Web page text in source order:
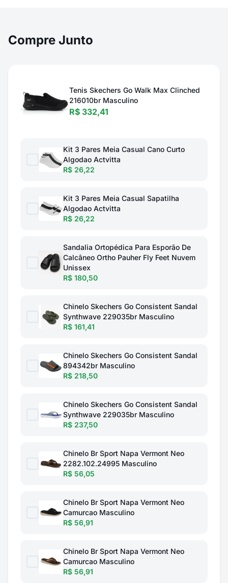
Compre Junto
Tenis Skechers Go Walk Max Clinched
216010br Masculino
R$ 332,41
Kit 3 Pares Meia Casual Cano Curto
Algodao Actvitta
R$ 26,22
Kit 3 Pares Meia Casual Sapatilha
Algodao Actvitta
R$ 26,22
Sandalia Ortopédica Para Esporão De
Calcâneo Ortho Pauher Fly Feet Nuvem
Unissex
R$ 180,50
Chinelo Skechers Go Consistent Sandal
Synthwave 229035br Masculino
R$ 161,41
Chinelo Skechers Go Consistent Sandal
894342br Masculino
R$ 218,50
Chinelo Skechers Go Consistent Sandal
Synthwave 229035br Masculino
R$ 237,50
Chinelo Br Sport Napa Vermont Neo
2282.102.24995 Masculino
R$ 56,05
Chinelo Br Sport Napa Vermont Neo
Camurcao Masculino
R$ 56,91
Chinelo Br Sport Napa Vermont Neo
Camurcao Masculino
R$ 56,91